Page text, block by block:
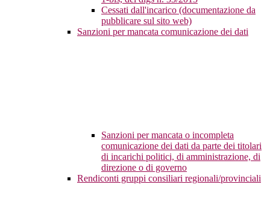
Cessati dall'incarico (documentazione da
pubblicare sul sito web)
Sanzioni per mancata comunicazione dei dati
Sanzioni per mancata o incompleta
comunicazione dei dati da parte dei titolari
di incarichi politici, di amministrazione, di
direzione o di governo
Rendiconti gruppi consiliari regionali/provinciali